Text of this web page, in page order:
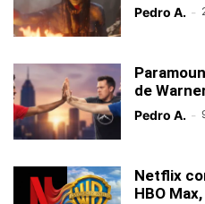
Pedro A. -
de
Pedro A. -
Netflix
HBO